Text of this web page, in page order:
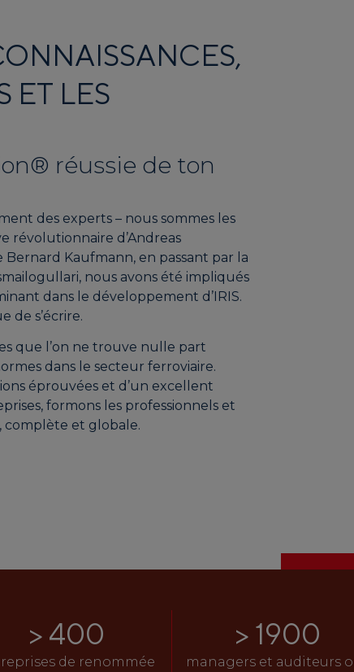
ET LES
réussie de ton
des experts – nous sommes les
révolutionnaire d’Andreas
Kaufmann, en passant par la
nous avons été impliqués
dans le développement d’IRIS.
de s’écrire.
que l’on ne trouve nulle part
dans le secteur ferroviaire.
éprouvées et d’un excellent
formons les professionnels et
complète et globale.
de renommée
> 400
managers et auditeurs
> 1900